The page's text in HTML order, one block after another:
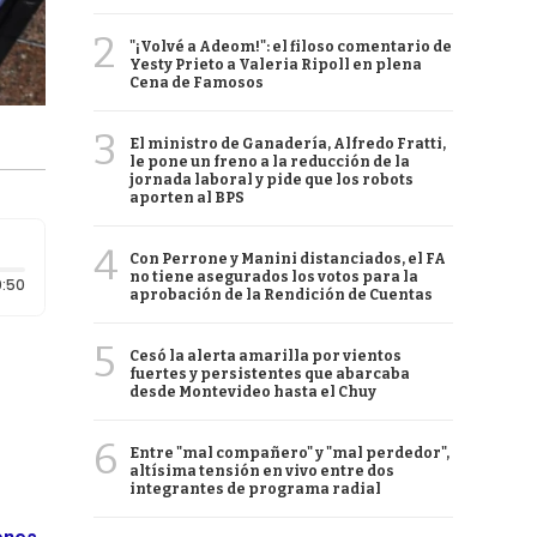
Duración: 50 segundos
2
"¡Volvé a Adeom!": el filoso comentario de
Yesty Prieto a Valeria Ripoll en plena
Cena de Famosos
3
El ministro de Ganadería, Alfredo Fratti,
le pone un freno a la reducción de la
jornada laboral y pide que los robots
aporten al BPS
4
Con Perrone y Manini distanciados, el FA
no tiene asegurados los votos para la
aprobación de la Rendición de Cuentas
5
Cesó la alerta amarilla por vientos
fuertes y persistentes que abarcaba
desde Montevideo hasta el Chuy
6
Entre "mal compañero" y "mal perdedor",
altísima tensión en vivo entre dos
integrantes de programa radial